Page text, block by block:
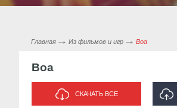
Главная Из фильмов и игр Boa
Boa
СКАЧАТЬ ВСЕ